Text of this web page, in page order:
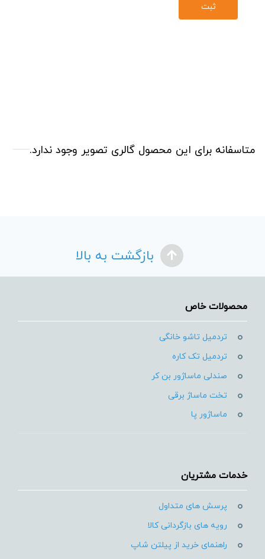
متاسفانه برای این محصول گالری تصویر وجود ندارد.
بازگشت به بالا
محصولات خاص
تردمیل تاشو خانگی
تردمیل تک کاره
صندلی ماساژور بن کر
تخت ماساژ برقی
ماساژور پا
خدمات مشتریان
پرسش های متداول
رویه های بازگردانی کالا
راهنمای خرید از پیلتن شاپ